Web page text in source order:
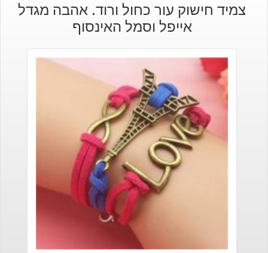
צמיד חישוק עור כחול ורוד. אהבה מגדל
אייפל וסמל האינסוף